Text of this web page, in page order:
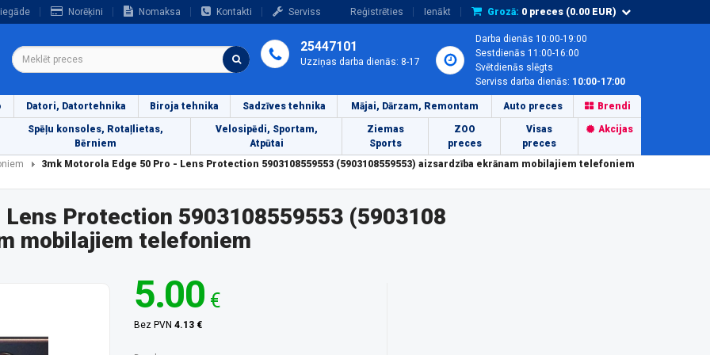
Norēķini Nomaksa Kontakti Serviss Reģistrēties Ienākt Grozā: 0 preces (0.00 EUR)
25447101
Uzziņas darba dienās: 8-17
Darba dienās 10:00-19:00
Sestdienās 11:00-16:00
Svētdienās slēgts
Serviss darba dienās: 10:00-17:00
Datori, Datortehnika Biroja tehnika Sadzīves tehnika Mājai, Dārzam, Remontam Auto preces Brendi
Spēļu konsoles, Rotaļlietas,
Bērniem
Velosipēdi, Sportam,
Atpūtai
Ziemas
Sports
ZOO
preces
Visas
preces
Akcijas
3mk Motorola Edge 50 Pro - Lens Protection 5903108559553 (5903108559553) aizsardzība ekrānam mobilajiem telefoniem
Protection 5903108559553 (5903108
mobilajiem telefoniem
5.00 €
Bez PVN 4.13 €